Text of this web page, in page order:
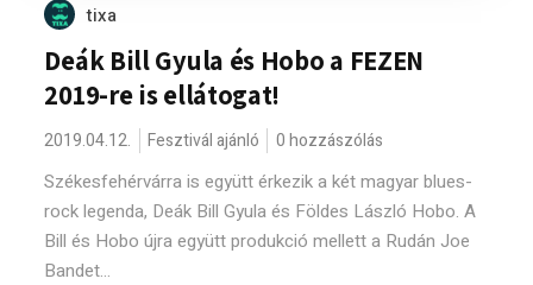
tixa
Deák Bill Gyula és Hobo a FEZEN
2019-re is ellátogat!
2019.04.12. Fesztivál ajánló 0 hozzászólás
Székesfehérvárra is együtt érkezik a két magyar blues-
rock legenda, Deák Bill Gyula és Földes László Hobo. A
Bill és Hobo újra együtt produkció mellett a Rudán Joe
Bandet...